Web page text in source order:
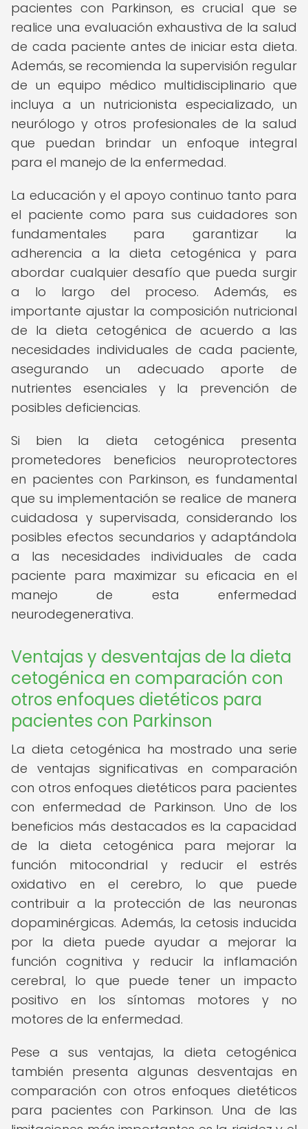
pacientes con Parkinson, es crucial que se
realice una evaluación exhaustiva de la salud
de cada paciente antes de iniciar esta dieta.
Además, se recomienda la supervisión regular
de un equipo médico multidisciplinario que
incluya a un nutricionista especializado, un
neurólogo y otros profesionales de la salud
que puedan brindar un enfoque integral
para el manejo de la enfermedad.
La educación y el apoyo continuo tanto para
el paciente como para sus cuidadores son
fundamentales para garantizar la
adherencia a la dieta cetogénica y para
abordar cualquier desafío que pueda surgir
a lo largo del proceso. Además, es
importante ajustar la composición nutricional
de la dieta cetogénica de acuerdo a las
necesidades individuales de cada paciente,
asegurando un adecuado aporte de
nutrientes esenciales y la prevención de
posibles deficiencias.
Si bien la dieta cetogénica presenta
prometedores beneficios neuroprotectores
en pacientes con Parkinson, es fundamental
que su implementación se realice de manera
cuidadosa y supervisada, considerando los
posibles efectos secundarios y adaptándola
a las necesidades individuales de cada
paciente para maximizar su eficacia en el
manejo de esta enfermedad
neurodegenerativa.
Ventajas y desventajas de la dieta
cetogénica en comparación con
otros enfoques dietéticos para
pacientes con Parkinson
La dieta cetogénica ha mostrado una serie
de ventajas significativas en comparación
con otros enfoques dietéticos para pacientes
con enfermedad de Parkinson. Uno de los
beneficios más destacados es la capacidad
de la dieta cetogénica para mejorar la
función mitocondrial y reducir el estrés
oxidativo en el cerebro, lo que puede
contribuir a la protección de las neuronas
dopaminérgicas. Además, la cetosis inducida
por la dieta puede ayudar a mejorar la
función cognitiva y reducir la inflamación
cerebral, lo que puede tener un impacto
positivo en los síntomas motores y no
motores de la enfermedad.
Pese a sus ventajas, la dieta cetogénica
también presenta algunas desventajas en
comparación con otros enfoques dietéticos
para pacientes con Parkinson. Una de las